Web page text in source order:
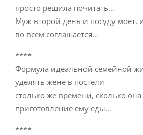
просто решила почитать…
Муж второй день и посуду моет,
во всем соглашается…
****
Формула идеальной семейной
уделять жене в постели
столько же времени, сколько она
приготовление ему еды…
****